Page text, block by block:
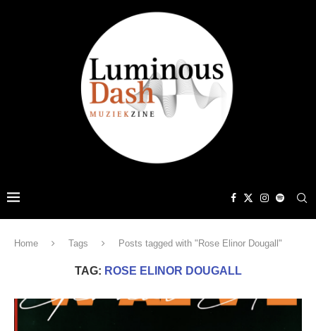
Home Tags Posts tagged with "Rose Elinor Dougall"
TAG: ROSE ELINOR DOUGALL